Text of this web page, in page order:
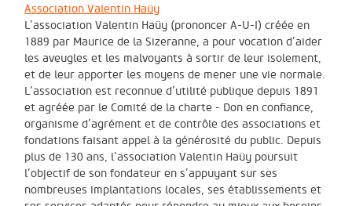
Association Valentin Haüy
L’association Valentin Haüy (prononcer A-U-I) créée en
1889 par Maurice de la Sizeranne, a pour vocation d’aider
les aveugles et les malvoyants à sortir de leur isolement,
et de leur apporter les moyens de mener une vie normale.
L’association est reconnue d’utilité publique depuis 1891
et agréée par le Comité de la charte - Don en confiance,
organisme d’agrément et de contrôle des associations et
fondations faisant appel à la générosité du public. Depuis
plus de 130 ans, l’association Valentin Haüy poursuit
l’objectif de son fondateur en s’appuyant sur ses
nombreuses implantations locales, ses établissements et